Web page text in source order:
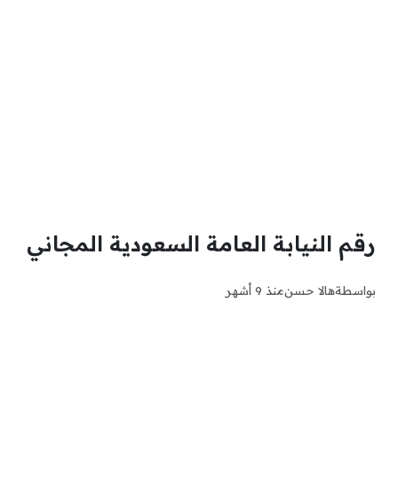
رقم النيابة العامة السعودية المجاني
بواسطةهالا حسنمنذ 9 أشهر